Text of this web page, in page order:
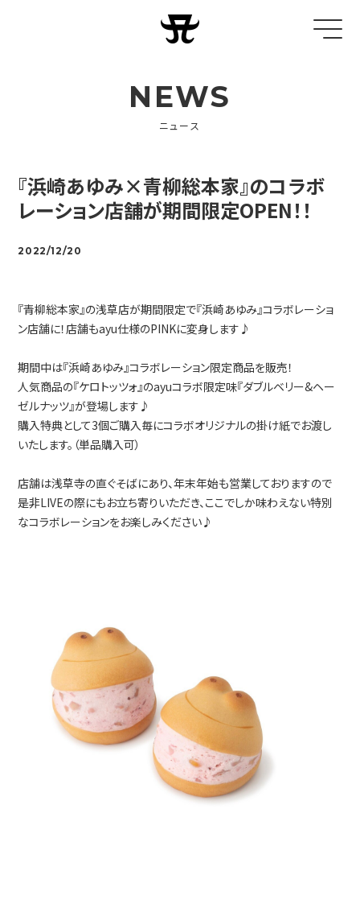
NEWS
ニュース
『浜崎あゆみ×青柳総本家』のコラボ
レーション店舗が期間限定OPEN！！
2022/12/20
『青柳総本家』の浅草店が期間限定で『浜崎あゆみ』コラボレーショ
ン店舗に！店舗もayu仕様のPINKに変身します♪
期間中は『浜崎あゆみ』コラボレーション限定商品を販売！
人気商品の『ケロトッツォ』のayuコラボ限定味『ダブルベリー&ヘー
ゼルナッツ』が登場します♪
購入特典として3個ご購入毎にコラボオリジナルの掛け紙でお渡し
いたします。（単品購入可）
店舗は浅草寺の直ぐそばにあり、年末年始も営業しておりますので
是非LIVEの際にもお立ち寄りいただき、ここでしか味わえない特別
なコラボレーションをお楽しみください♪